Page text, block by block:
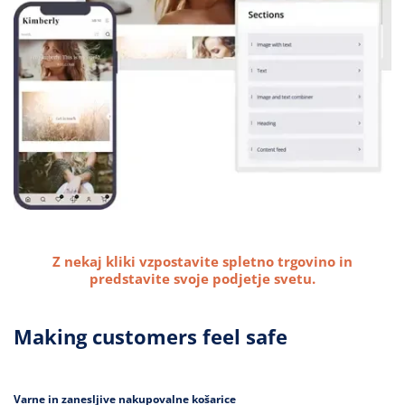
Z nekaj kliki vzpostavite spletno trgovino in
predstavite svoje podjetje svetu.
Making customers feel safe
Varne in zanesljive nakupovalne košarice